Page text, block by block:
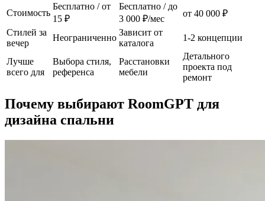
Стоимость
Бесплатно / от
15 ₽
Бесплатно / до
3 000 ₽/мес
от 40 000 ₽
Стилей за
вечер
Неограниченно
Зависит от
каталога
1-2 концепции
Лучше
всего для
Выбора стиля,
референса
Расстановки
мебели
Детального
проекта под
ремонт
Почему выбирают RoomGPT для
дизайна спальни